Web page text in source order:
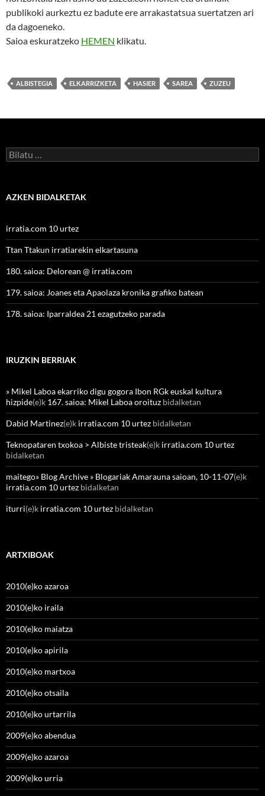
publikoki aurkeztu ez badute ere arrakastatsua suertatzen ari
da dagoeneko.
Saioa eskuratzeko HEMEN klikatu.
ALBISTEGIA ELKARRIZKETA HASIER SAREA ZUZEU
Bilatu:
AZKEN BIDALKETAK
irratia.com 10 urtez
Ttan Ttakun irratiarekin elkartasuna
180. saioa: Delorean @ irratia.com
179. saioa: Joanes eta Apaolaza kronika grafiko batean
178. saioa: Iparraldea 21 ezagutzeko parada
IRUZKIN BERRIAK
» Mikel Laboa ekarriko digu gogora Ibon RGk euskal kultura
hizpide(e)k 167. saioa: Mikel Laboa oroituz bidalketan
Dabid Martinez(e)k irratia.com 10 urtez bidalketan
Teknopataren txokoa > Albiste tristeak(e)k irratia.com 10 urtez
bidalketan
maitego» Blog Archive » Blogariak Amarauna saioan, 10-11-07(e)k
irratia.com 10 urtez bidalketan
iturri(e)k irratia.com 10 urtez bidalketan
ARTXIBOAK
2010(e)ko azaroa
2010(e)ko iraila
2010(e)ko maiatza
2010(e)ko apirila
2010(e)ko martxoa
2010(e)ko otsaila
2010(e)ko urtarrila
2009(e)ko abendua
2009(e)ko azaroa
2009(e)ko urria